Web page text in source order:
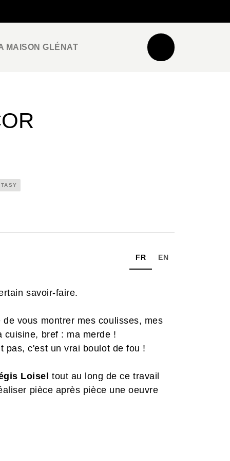
MAISON GLÉNAT
FR EN
savoir-faire.
vous montrer mes coulisses, mes
cuisine, bref : ma merde !
pas, c'est un vrai boulot de fou !
Loisel
tout au long de ce travail
pièce après pièce une oeuvre